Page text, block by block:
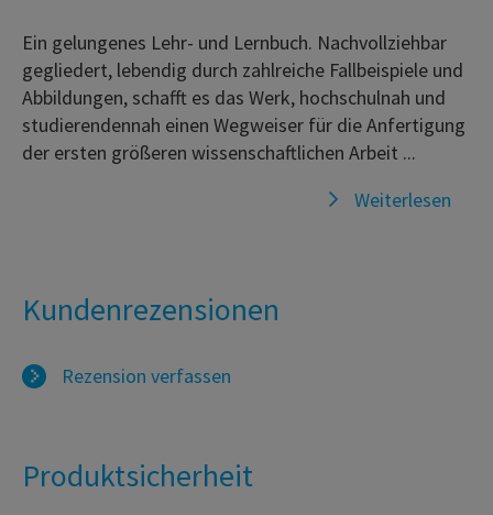
Ein gelungenes Lehr- und Lernbuch. Nachvollziehbar
gegliedert, lebendig durch zahlreiche Fallbeispiele und
Abbildungen, schafft es das Werk, hochschulnah und
studierendennah einen Wegweiser für die Anfertigung
der ersten größeren wissenschaftlichen Arbeit ...
Weiterlesen
Kundenrezensionen
Rezension verfassen
Produktsicherheit